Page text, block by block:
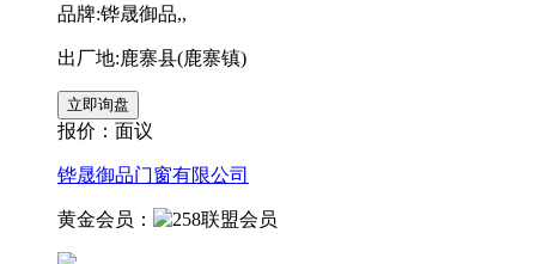
品牌:铧晟御品,,
出厂地:鹿寨县(鹿寨镇)
报价： 面议
铧晟御品门窗有限公司
黄金会员：